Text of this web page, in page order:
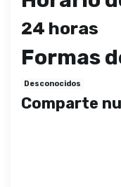
24 horas
Formas
Desconocidos
Comparte